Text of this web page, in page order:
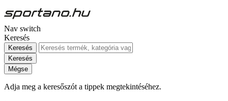
Nav switch
Keresés
Keresés
Keresés
Mégse
Adja meg a keresőszót a tippek megtekintéséhez.